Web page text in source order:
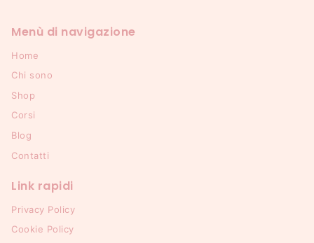
Menù di navigazione
Home
Chi sono
Shop
Corsi
Blog
Contatti
Link rapidi
Privacy Policy
Cookie Policy